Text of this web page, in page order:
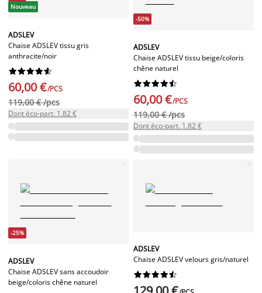
Nouveau
ADSLEV
Chaise ADSLEV tissu gris
anthracite/noir






60,00 €/PCS
119,00 € /pcs
Dont éco-part. 1.82 €
-50%
ADSLEV
Chaise ADSLEV tissu beige/coloris
chêne naturel






60,00 €/PCS
119,00 € /pcs
Dont éco-part. 1.82 €
-25%
ADSLEV
Chaise ADSLEV sans accoudoir
beige/coloris chêne naturel
ADSLEV
Chaise ADSLEV velours gris/naturel





